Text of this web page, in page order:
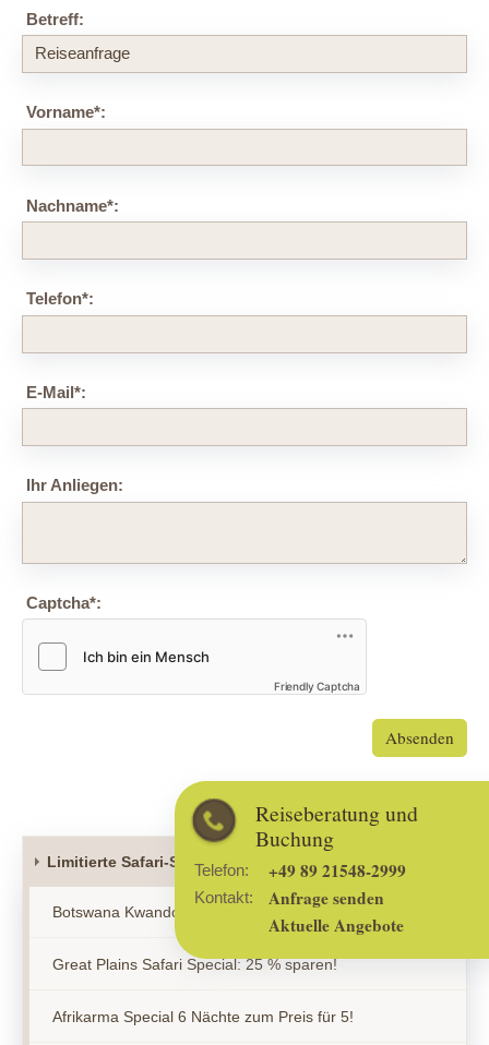
Reiseberatung und
Buchung
Telefon: +49 89 21548-2999
Kontakt:
Anfrage senden
Aktuelle Angebote
Betreff:
Vorname*:
Nachname*:
Telefon*:
E-Mail*:
Ihr Anliegen:
Captcha*:
Friendly Captcha
Absenden
Limitierte Safari-Specials
Botswana Kwando Safaris - 5 Flüsse Special
Great Plains Safari Special: 25 % sparen!
Afrikarma Special 6 Nächte zum Preis für 5!